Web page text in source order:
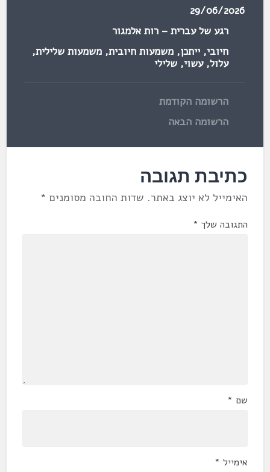
29/06/2026
רגע של עברית – רות אלמגור
חיובי,ייתכן,משמעות חיובית,משמעות שלילית,
עלול,עשוי,שלילי
הרשומה הקודמת
הרשומה הבאה
כתיבת תגובה
האימייל לא יוצג באתר. שדות החובה מסומנים *
התגובה שלך *
שם *
אימייל *